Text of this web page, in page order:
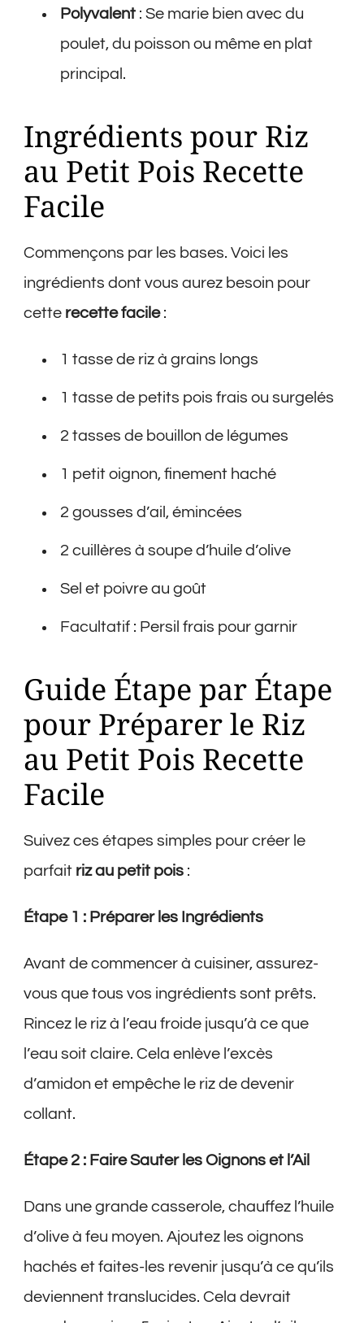
Polyvalent : Se marie bien avec du
poulet, du poisson ou même en plat
principal.
Ingrédients pour Riz
au Petit Pois Recette
Facile
Commençons par les bases. Voici les
ingrédients dont vous aurez besoin pour
cette recette facile:
1 tasse de riz à grains longs
1 tasse de petits pois frais ou surgelés
2 tasses de bouillon de légumes
1 petit oignon, finement haché
2 gousses d’ail, émincées
2 cuillères à soupe d’huile d’olive
Sel et poivre au goût
Facultatif : Persil frais pour garnir
Guide Étape par Étape
pour Préparer le Riz
au Petit Pois Recette
Facile
Suivez ces étapes simples pour créer le
parfait riz au petit pois :
Étape 1 : Préparer les Ingrédients
Avant de commencer à cuisiner, assurez-
vous que tous vos ingrédients sont prêts.
Rincez le riz à l’eau froide jusqu’à ce que
l’eau soit claire. Cela enlève l’excès
d’amidon et empêche le riz de devenir
collant.
Étape 2 : Faire Sauter les Oignons et l’Ail
Dans une grande casserole, chauffez l’huile
d’olive à feu moyen. Ajoutez les oignons
hachés et faites-les revenir jusqu’à ce qu’ils
deviennent translucides. Cela devrait